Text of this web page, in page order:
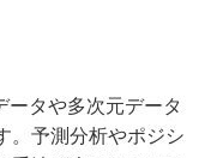
ータや多次元データ
。予測分析やポジシ